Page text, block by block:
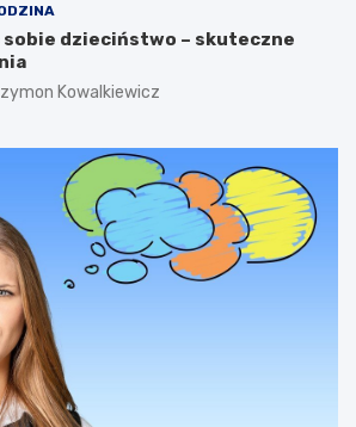
dzieciństwo – skuteczne
Kowalkiewicz